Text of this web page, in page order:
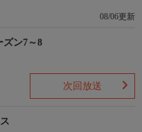
08/06更新
ズン7～8
次回放送